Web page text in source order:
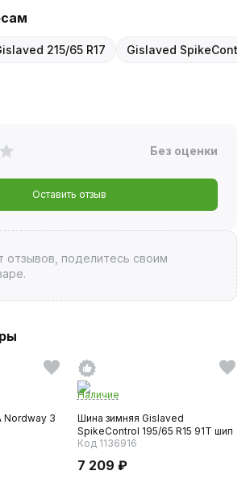
215/65 R17 Gislaved
Без оценки
Оставить отзыв
отзывов, поделитесь своим
Nordway 3
Наличие
Шина зимняя Gislaved
SpikeControl 195/65 R15 91T шип
Код 1136916
7 209 ₽